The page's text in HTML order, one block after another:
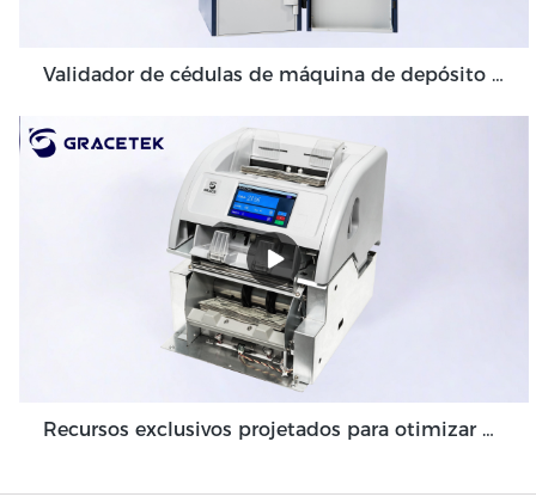
Validador de cédulas de máquina de depósito em dinheiro de alto volume para ambiente de back-office GDM-300
Recursos exclusivos projetados para otimizar o módulo da máquina de depósito em dinheiro Grace GDM100